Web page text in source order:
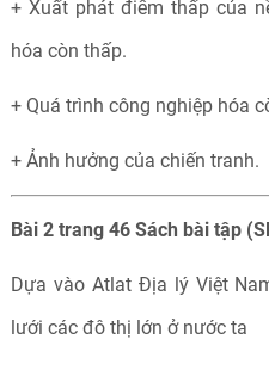
+ Xuất phát điểm thấp của
hóa còn thấp.
+ Quá trình công nghiệp hóa
+ Ảnh hưởng của chiến tranh.
Bài 2 trang 46 Sách bài tập
Dựa vào Atlat Địa lý Việt
lưới các đô thị lớn ở nước ta